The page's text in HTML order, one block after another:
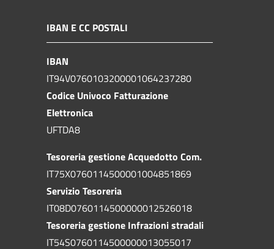
IBAN E CC POSTALI
IBAN
IT94V0760103200001064237280
Codice Univoco Fatturazione
Elettronica
UFTDA8
Tesoreria gestione Acquedotto Com.
IT75X0760114500001004851869
Servizio Tesoreria
IT08D0760114500000012526018
Tesoreria gestione Infrazioni stradali
IT54S0760114500000013055017